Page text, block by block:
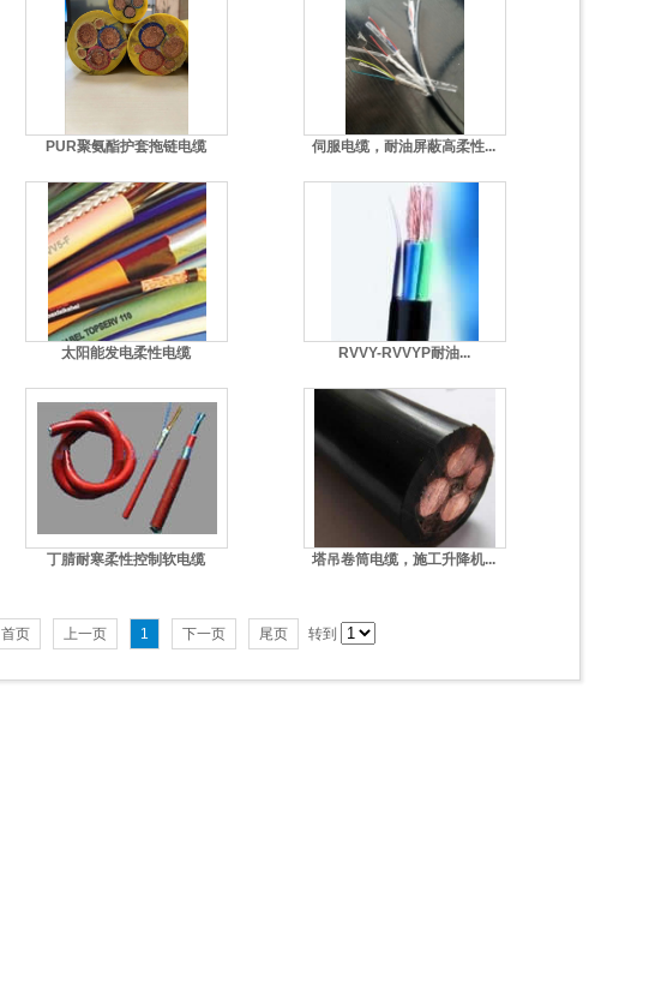
PUR聚氨酯护套拖链电缆 伺服电缆，耐油屏蔽高柔性...
太阳能发电柔性电缆 RVVY-RVVYP耐油...
丁腈耐寒柔性控制软电缆 塔吊卷筒电缆，施工升降机...
首页 上一页 1 下一页 尾页 转到